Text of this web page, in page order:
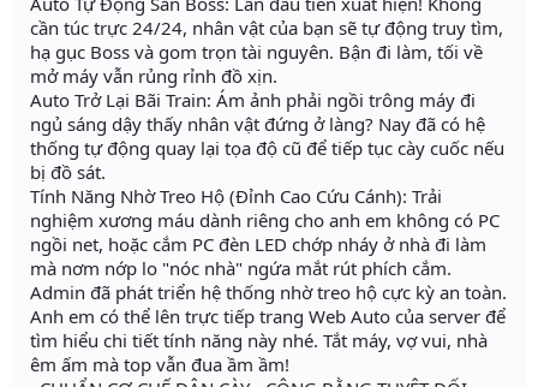
cần túc trực 24/24, nhân vật của bạn sẽ tự động truy tìm,
hạ gục Boss và gom trọn tài nguyên. Bận đi làm, tối về
mở máy vẫn rủng rỉnh đồ xịn.
Auto Trở Lại Bãi Train: Ám ảnh phải ngồi trông máy đi
ngủ sáng dậy thấy nhân vật đứng ở làng? Nay đã có hệ
thống tự động quay lại tọa độ cũ để tiếp tục cày cuốc nếu
bị đồ sát.
Tính Năng Nhờ Treo Hộ (Đỉnh Cao Cứu Cánh): Trải
nghiệm xương máu dành riêng cho anh em không có PC
ngồi net, hoặc cắm PC đèn LED chớp nháy ở nhà đi làm
mà nơm nớp lo "nóc nhà" ngứa mắt rút phích cắm.
Admin đã phát triển hệ thống nhờ treo hộ cực kỳ an toàn.
Anh em có thể lên trực tiếp trang Web Auto của server để
tìm hiểu chi tiết tính năng này nhé. Tắt máy, vợ vui, nhà
êm ấm mà top vẫn đua ầm ầm!